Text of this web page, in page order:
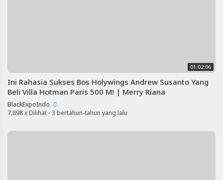
01:02:06
Ini Rahasia Sukses Bos Holywings Andrew Susanto Yang
Beli Villa Hotman Paris 500 M! | Merry Riana
BlackExpoIndo
7,898 x Dilihat · 3 bertahun-tahun yang lalu